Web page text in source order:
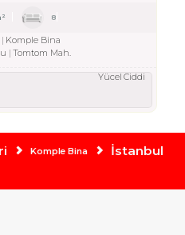
8
Komple Bina
Tomtom Mah.
Yücel Ciddi
Komple Bina İstanbul